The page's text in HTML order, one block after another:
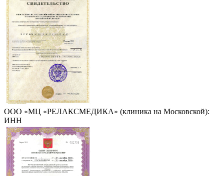
ООО «МЦ «РЕЛАКСМЕДИКА» (клиника на Московской):
ИНН